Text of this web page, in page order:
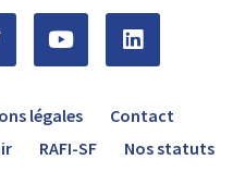
légales
Contact
RAFI-SF Nos statuts